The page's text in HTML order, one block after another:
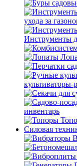
ухода за
Инструменты
культиваторы-
инвентарь
Силовая